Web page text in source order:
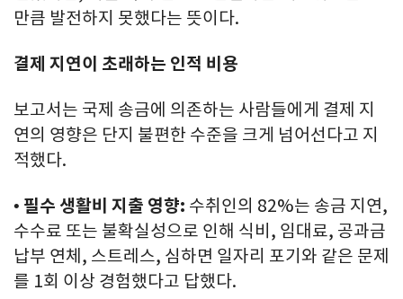
만큼 발전하지 못했다는 뜻이다.
결제 지연이 초래하는 인적 비용
보고서는 국제 송금에 의존하는 사람들에게 결제 지
연의 영향은 단지 불편한 수준을 크게 넘어선다고 지
적했다.
• 필수 생활비 지출 영향: 수취인의 82%는 송금 지연,
수수료 또는 불확실성으로 인해 식비, 임대료, 공과금
납부 연체, 스트레스, 심하면 일자리 포기와 같은 문제
를 1회 이상 경험했다고 답했다.